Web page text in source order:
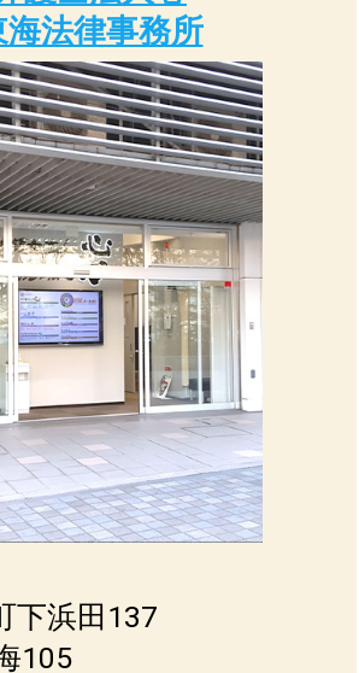
海法律事務所
下浜田137
105